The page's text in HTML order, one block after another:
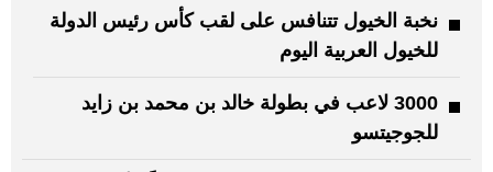
نخبة الخيول تتنافس على لقب كأس رئيس الدولة
للخيول العربية اليوم
3000 لاعب في بطولة خالد بن محمد بن زايد
للجوجيتسو